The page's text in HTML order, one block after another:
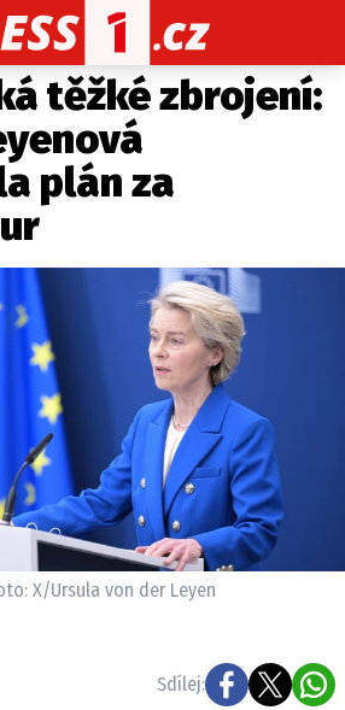
SPORT POČASÍ
fotku nebo video?
e-mail na PRESS1.cz
O REDAKCI
KONTAKT
VYDAVATEL
těžké zbrojení:
plán za
X/Ursula von der Leyen
Sdílej: